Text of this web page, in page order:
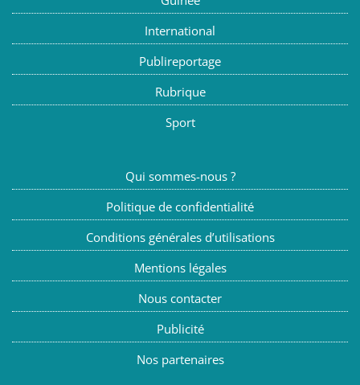
International
Publireportage
Rubrique
Sport
Qui sommes-nous ?
Politique de confidentialité
Conditions générales d’utilisations
Mentions légales
Nous contacter
Publicité
Nos partenaires